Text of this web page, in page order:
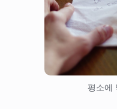
평소에